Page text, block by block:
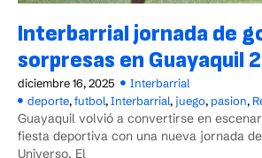
Interbarrial jornada de
sorpresas en Guayaquil
diciembre 16, 2025
Interbarrial
deporte,futbol,Interbarrial, juego, pasion,
Guayaquil volvió a convertirse en
fiesta deportiva con una nueva jornada
Universo. El